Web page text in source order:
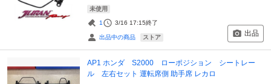
未使用
1 3/16 17:15終了
出品中の商品 ストア 出品
AP1 ホンダ S2000 ローポジション シートレー
ル 左右セット 運転席側 助手席 レカロ